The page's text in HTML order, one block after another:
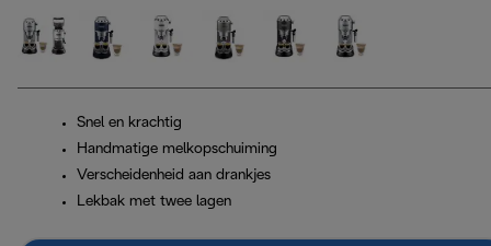
Snel en krachtig
Handmatige melkopschuiming
Verscheidenheid aan drankjes
Lekbak met twee lagen